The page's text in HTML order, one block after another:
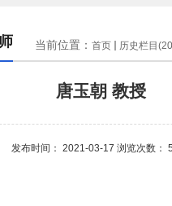
当前位置： 首页 历史栏目
唐玉朝 教授
发布时间： 2021-03-17 浏览次数：